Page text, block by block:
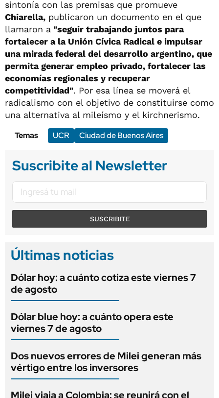
sintonía con las premisas que promueve
Chiarella, publicaron un documento en el que
llamaron a "seguir trabajando juntos para
fortalecer a la Unión Cívica Radical e impulsar
una mirada federal del desarrollo argentino, que
permita generar empleo privado, fortalecer las
economías regionales y recuperar
competitividad". Por esa línea se moverá el
radicalismo con el objetivo de constituirse como
una alternativa al mileísmo y el kirchnerismo.
Temas
UCR Ciudad de Buenos Aires
Suscribite al Newsletter
SUSCRIBITE
Últimas noticias
Dólar hoy: a cuánto cotiza este viernes 7
de agosto
Dólar blue hoy: a cuánto opera este
viernes 7 de agosto
Dos nuevos errores de Milei generan más
vértigo entre los inversores
Milei viaja a Colombia: se reunirá con el